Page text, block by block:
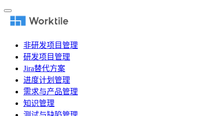
非研发项目管理
研发项目管理
Jira替代方案
进度计划管理
需求与产品管理
知识管理